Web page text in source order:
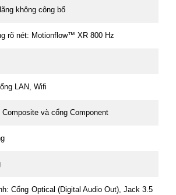
không công bố
rõ nét: Motionflow™ XR 800 Hz
LAN, Wifi
và cổng Component
Cổng Optical (Digital Audio Out), Jack 3.5